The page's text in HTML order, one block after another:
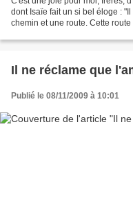
dont Isaïe fait un si bel éloge :
chemin et une route. Cette
Il ne réclame que
Publié le 08/11/2009 à 10:01